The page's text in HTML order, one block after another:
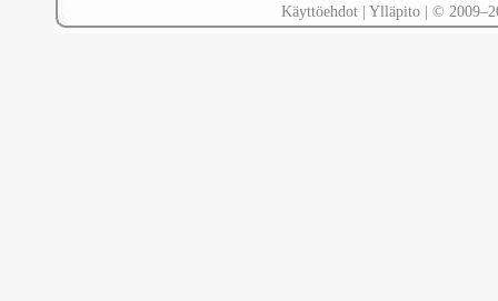
Käyttöehdot| Ylläpito| ©